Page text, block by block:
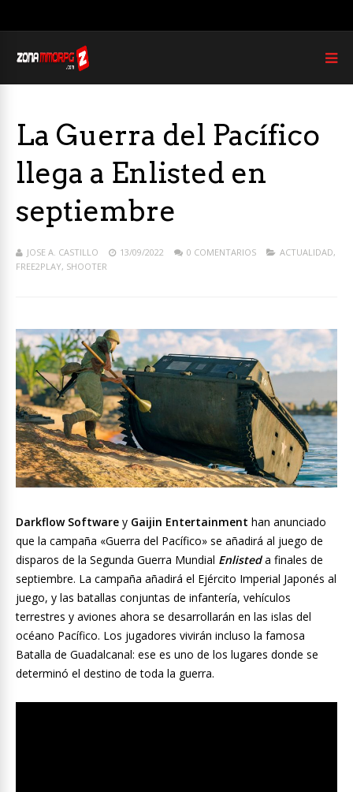
La Guerra del Pacífico
llega a Enlisted en
septiembre
JOSE A. CASTILLO 13/09/2022 0 COMENTARIOS ACTUALIDAD,
FREE2PLAY, SHOOTER
Darkflow Software y Gaijin Entertainment han anunciado
que la campaña «Guerra del Pacífico» se añadirá al juego de
disparos de la Segunda Guerra Mundial Enlisteda finales de
septiembre. La campaña añadirá el Ejército Imperial Japonés al
juego, y las batallas conjuntas de infantería, vehículos
terrestres y aviones ahora se desarrollarán en las islas del
océano Pacífico. Los jugadores vivirán incluso la famosa
Batalla de Guadalcanal: ese es uno de los lugares donde se
determinó el destino de toda la guerra.